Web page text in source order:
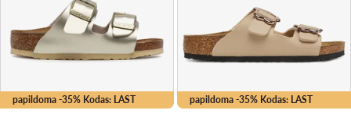
papildoma -35% Kodas: LAST papildoma -35% Kodas: LAST